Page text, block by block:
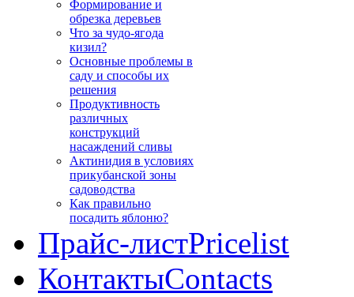
Формирование и
обрезка деревьев
Что за чудо-ягода
кизил?
Основные проблемы в
саду и способы их
решения
Продуктивность
различных
конструкций
насаждений сливы
Актинидия в условиях
прикубанской зоны
садоводства
Как правильно
посадить яблоню?
Прайс-листPricelist
КонтактыContacts